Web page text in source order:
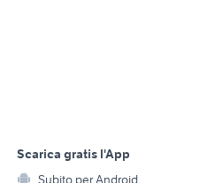
Biciclette
Scarica gratis l'App
Subito per Android